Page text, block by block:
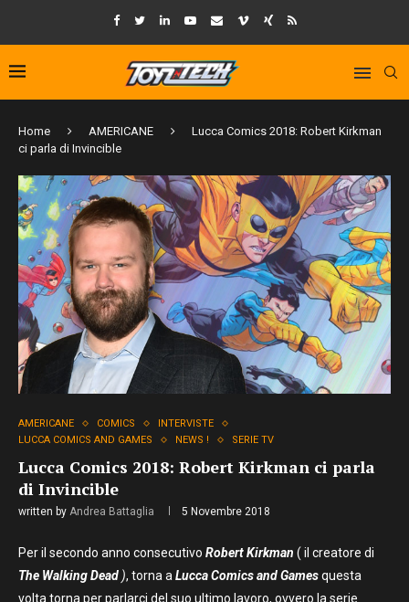
Home AMERICANE
Lucca Comics 2018: Robert Kirkman
ci parla di Invincible
AMERICANE COMICS
INTERVISTE
LUCCA COMICS AND GAMES
NEWS ! SERIE TV
Lucca Comics 2018: Robert Kirkman ci parla
di Invincible
written by Andrea Battaglia 5 Novembre 2018
Per il secondo anno consecutivo Robert Kirkman ( il creatore di
The Walking Dead ), torna a Lucca Comics and Gamesquesta
volta torna per parlarci del suo ultimo lavoro, ovvero la serie